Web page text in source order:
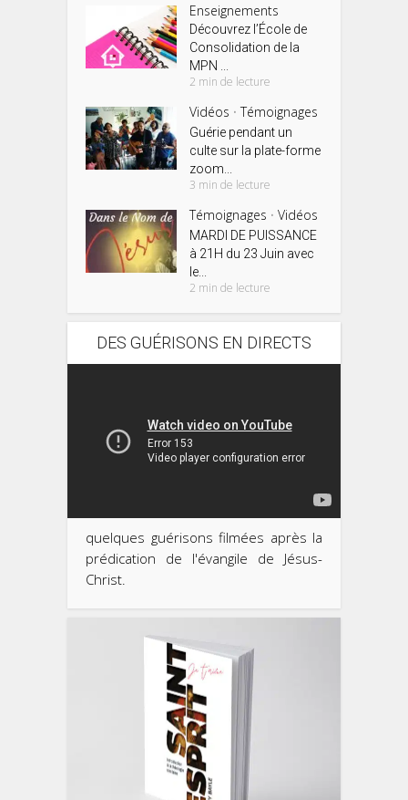
Enseignements
Découvrez l’École de
Consolidation de la
MPN ...
2 min de lecture
Vidéos • Témoignages
Guérie pendant un
culte sur la plate-forme
zoom...
3 min de lecture
Témoignages • Vidéos
MARDI DE PUISSANCE
à 21H du 23 Juin avec
le...
2 min de lecture
DES GUÉRISONS EN DIRECTS
quelques guérisons filmées après la
prédication de l'évangile de Jésus-
Christ.